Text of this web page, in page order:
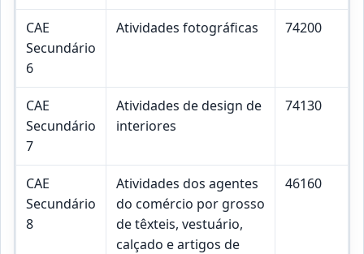
CAE
Secundário
6
Atividades fotográficas 74200
CAE
Secundário
7
Atividades de design de
interiores
74130
CAE
Secundário
8
Atividades dos agentes
do comércio por grosso
de têxteis, vestuário,
calçado e artigos de
46160